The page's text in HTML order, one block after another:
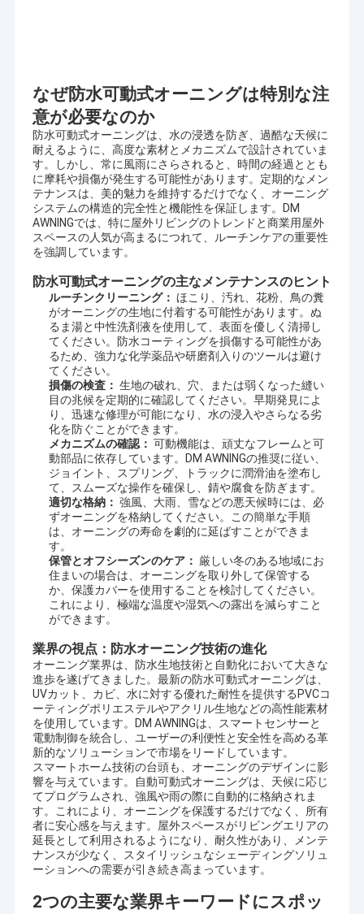
なぜ防水可動式オーニングは特別な注
意が必要なのか
防水可動式オーニングは、水の浸透を防ぎ、過酷な天候に
耐えるように、高度な素材とメカニズムで設計されていま
す。しかし、常に風雨にさらされると、時間の経過ととも
に摩耗や損傷が発生する可能性があります。定期的なメン
テナンスは、美的魅力を維持するだけでなく、オーニング
システムの構造的完全性と機能性を保証します。DM
AWNINGでは、特に屋外リビングのトレンドと商業用屋外
スペースの人気が高まるにつれて、ルーチンケアの重要性
を強調しています。
防水可動式オーニングの主なメンテナンスのヒント
ルーチンクリーニング： ほこり、汚れ、花粉、鳥の糞
がオーニングの生地に付着する可能性があります。ぬ
るま湯と中性洗剤液を使用して、表面を優しく清掃し
てください。防水コーティングを損傷する可能性があ
るため、強力な化学薬品や研磨剤入りのツールは避け
てください。
損傷の検査： 生地の破れ、穴、または弱くなった縫い
目の兆候を定期的に確認してください。早期発見によ
り、迅速な修理が可能になり、水の浸入やさらなる劣
化を防ぐことができます。
メカニズムの確認： 可動機能は、頑丈なフレームと可
動部品に依存しています。DM AWNINGの推奨に従い、
ジョイント、スプリング、トラックに潤滑油を塗布し
て、スムーズな操作を確保し、錆や腐食を防ぎます。
適切な格納： 強風、大雨、雪などの悪天候時には、必
ずオーニングを格納してください。この簡単な手順
は、オーニングの寿命を劇的に延ばすことができま
す。
保管とオフシーズンのケア： 厳しい冬のある地域にお
住まいの場合は、オーニングを取り外して保管する
か、保護カバーを使用することを検討してください。
これにより、極端な温度や湿気への露出を減らすこと
ができます。
業界の視点：防水オーニング技術の進化
オーニング業界は、防水生地技術と自動化において大きな
進歩を遂げてきました。最新の防水可動式オーニングは、
UVカット、カビ、水に対する優れた耐性を提供するPVCコ
ーティングポリエステルやアクリル生地などの高性能素材
を使用しています。DM AWNINGは、スマートセンサーと
電動制御を統合し、ユーザーの利便性と安全性を高める革
新的なソリューションで市場をリードしています。
スマートホーム技術の台頭も、オーニングのデザインに影
響を与えています。自動可動式オーニングは、天候に応じ
てプログラムされ、強風や雨の際に自動的に格納されま
す。これにより、オーニングを保護するだけでなく、所有
者に安心感を与えます。屋外スペースがリビングエリアの
延長として利用されるようになり、耐久性があり、メンテ
ナンスが少なく、スタイリッシュなシェーディングソリュ
ーションへの需要が引き続き高まっています。
2つの主要な業界キーワードにスポッ